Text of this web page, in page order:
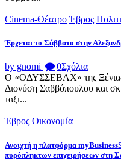
Cinema-Θέατρο Έβρος
Έρχεται το Σάββατο στην
by gnomi 0Σχόλια
Ο «ΟΔΥΣΣΕΒΑΧ» της
Διονύση Σαββόπουλου και
ταξι...
Έβρος Οικονομία
Ανοιχτή η πλατφόρμα
πυρόπληκτων επιχειρήσεων στη